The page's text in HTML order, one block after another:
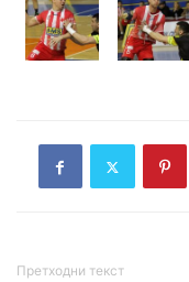
Претходни текст